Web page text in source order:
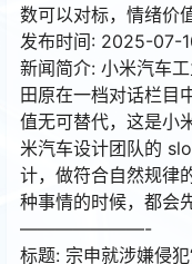
数可以对标，情绪价
发布时间: 2025-07-
新闻简介: 小米汽车
田原在一档对话栏目
值无可替代，这是小
米汽车设计团队的
计，做符合自然规律
种事情的时候，都会
———————-
标题: 宗申就涉嫌侵犯